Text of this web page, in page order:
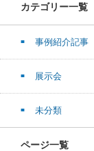
カテゴリー一覧
事例紹介記事
展示会
未分類
ページ一覧